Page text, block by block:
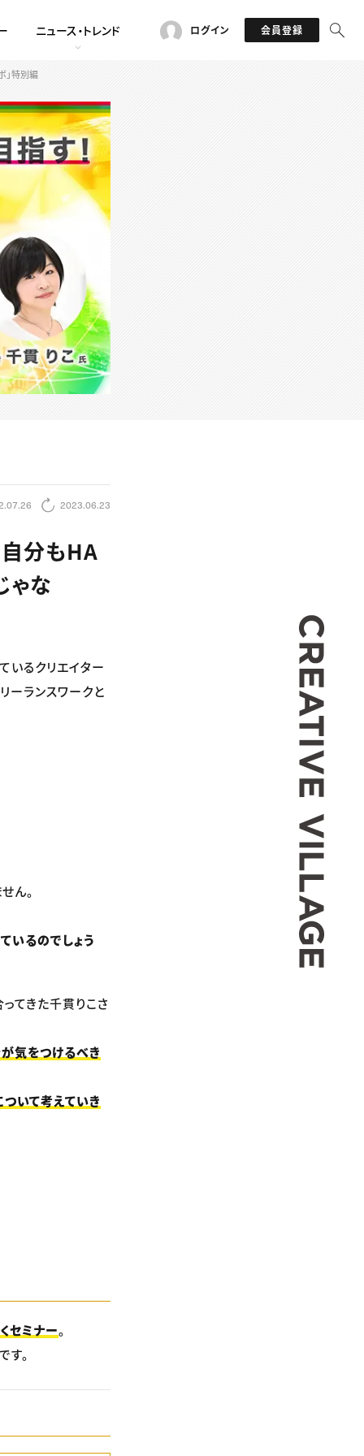
ニュース・トレンド ログイン 会員登録
」特別編
2023.06.23
分もHA
ゃな
いるクリエイター
ーランスワークと
ん。
いるのでしょう
てきた千貫りこさ
気をつけるべき
いて考えていき
セミナー。
です。